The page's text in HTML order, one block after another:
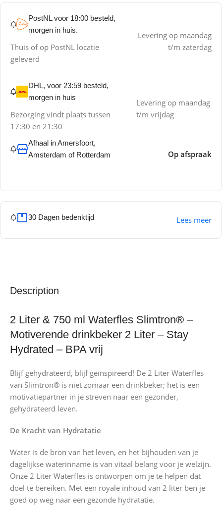
PostNL voor 18:00 besteld,
morgen in huis.
Thuis of op PostNL locatie
geleverd
Levering op maandag
t/m zaterdag
DHL, voor 23:59 besteld,
morgen in huis
Bezorging vindt plaats tussen
17:30 en 21:30
Levering op maandag
t/m vrijdag
Afhaal in Amersfoort,
Amsterdam of Rotterdam
Op afspraak
30 Dagen bedenktijd Lees meer
Description
2 Liter & 750 ml Waterfles Slimtron® –
Motiverende drinkbeker 2 Liter – Stay
Hydrated – BPA vrij
Blijf gehydrateerd, blijf geïnspireerd! De 2 Liter Waterfles
van Slimtron® is niet zomaar een drinkbeker; het is een
motivatiepartner in je streven naar een gezonder,
gehydrateerd leven.
De Kracht van Hydratatie
Water is de bron van het leven, en het bijhouden van je
dagelijkse waterinname is van vitaal belang voor je welzijn.
Onze 2 Liter Waterfles is ontworpen om je te helpen dat
doel te bereiken. Met een royale inhoud van 2 liter ben je
goed op weg naar een gezonde hydratatie.